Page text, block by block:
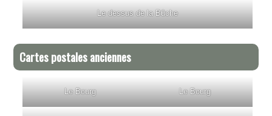
Le dessus de la Bûche
Cartes postales anciennes
Le Bourg Le Bourg